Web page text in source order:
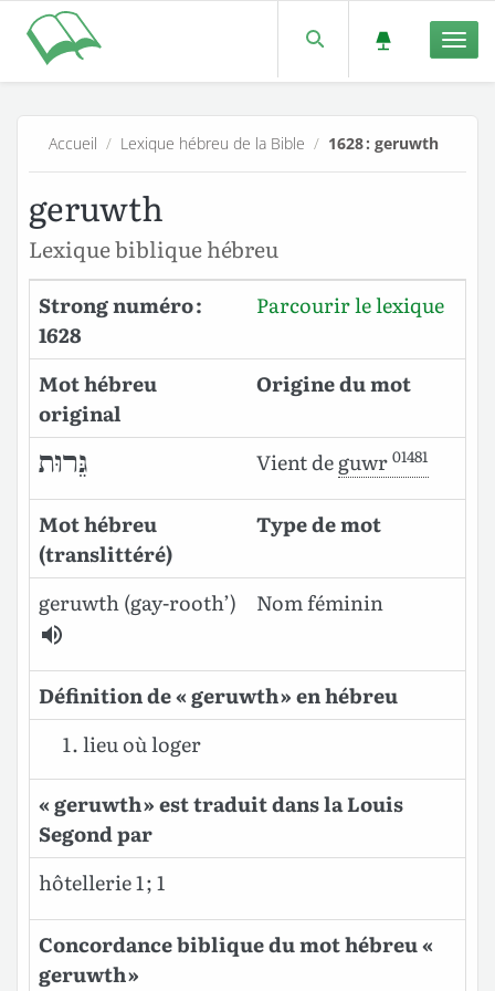
Accueil / Lexique hébreu de la Bible / 1628 : geruwth
geruwth
Lexique biblique hébreu
Strong numéro :
1628
Parcourir le lexique
Mot hébreu
original
Origine du mot
גֵּרוּת Vient deguwr 01481
Mot hébreu
(translittéré)
Type de mot
geruwth(gay-rooth’) Nom féminin
Définition de « geruwth » en hébreu
lieu où loger
« geruwth » est traduit dans la Louis
Segond par
hôtellerie 1 ; 1
Concordance biblique du mot hébreu «
geruwth »